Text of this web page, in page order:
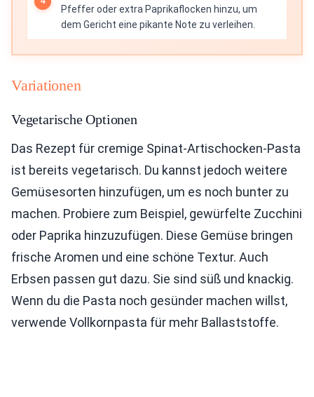
Pfeffer oder extra Paprikaflocken hinzu, um
dem Gericht eine pikante Note zu verleihen.
Variationen
Vegetarische Optionen
Das Rezept für cremige Spinat-Artischocken-Pasta
ist bereits vegetarisch. Du kannst jedoch weitere
Gemüsesorten hinzufügen, um es noch bunter zu
machen. Probiere zum Beispiel, gewürfelte Zucchini
oder Paprika hinzuzufügen. Diese Gemüse bringen
frische Aromen und eine schöne Textur. Auch
Erbsen passen gut dazu. Sie sind süß und knackig.
Wenn du die Pasta noch gesünder machen willst,
verwende Vollkornpasta für mehr Ballaststoffe.